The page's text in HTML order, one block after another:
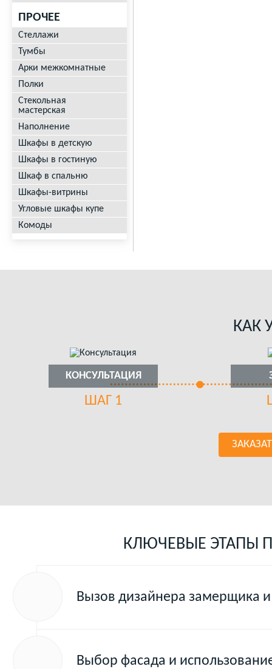
ПРОЧЕЕ
Стеллажи
Тумбы
Арки межкомнатные
Полки
Стекольная
мастерская
Наполнение
Шкафы в детскую
Шкафы в гостиную
Шкаф в спальню
Шкафы-витрины
Угловые шкафы купе
Комоды
КАК
КОНСУЛЬТАЦИЯ
ШАГ 1
КЛЮЧЕВЫЕ ЭТАПЫ
Вызов дизайнера замерщика
Выбор фасада и